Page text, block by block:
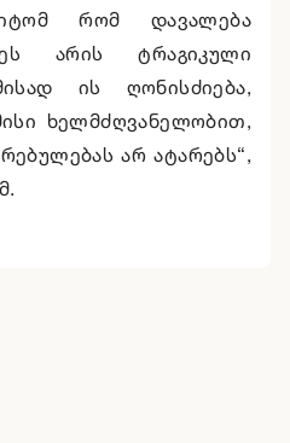
რომ დავალება
არის ტრაგიკული
ის ღონისძიება,
ხელმძღვანელობით,
არ ატარებს“,